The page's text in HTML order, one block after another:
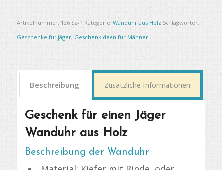
Artikelnummer: 126 Sz-P Kategorie: Wanduhr aus Holz Schlagwörter:
Geschenke für jäger, Geschenkideen für Männer
Beschreibung Zusätzliche Informationen
Geschenk für einen Jäger
Wanduhr aus Holz
Beschreibung der Wanduhr